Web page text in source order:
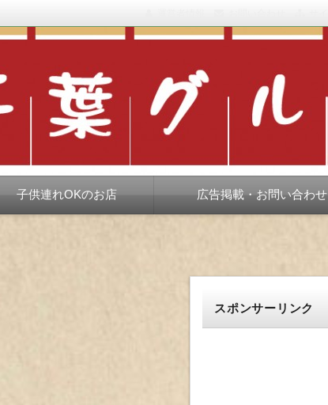
き。だいたい当たりますが、時々派手にスベります。
子供連れOKのお店 広告掲載・お問い合わせ
スポンサーリンク